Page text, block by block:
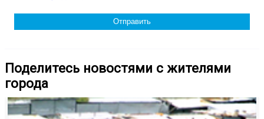
Поделитесь новостями с жителями
города